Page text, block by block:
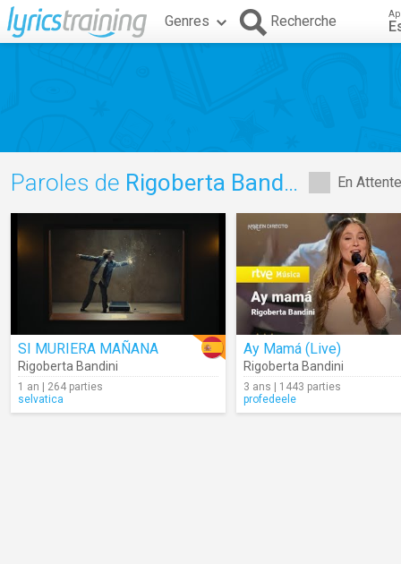
Genres Recherche
En
Paroles de Rigoberta Bandini
SI MURIERA MAÑANA
Rigoberta Bandini
1 an | 264 parties
selvatica
Ay Mamá (Live)
Rigoberta Bandini
3 ans | 1443 parties
profedeele